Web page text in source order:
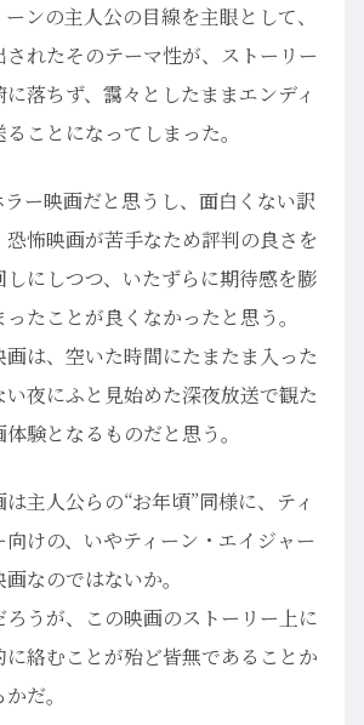
ンの主人公の目線を主眼として、
されたそのテーマ性が、ストーリー
落ちず、靄々としたままエンディ
ことになってしまった。
ラー映画だと思うし、面白くない訳
怖映画が苦手なため評判の良さを
にしつつ、いたずらに期待感を膨
たことが良くなかったと思う。
は、空いた時間にたまたま入った
夜にふと見始めた深夜放送で観た
験となるものだと思う。
主人公らの“お年頃”同様に、ティ
けの、いやティーン・エイジャー
なのではないか。
うが、この映画のストーリー上に
に絡むことが殆ど皆無であることか
だ。